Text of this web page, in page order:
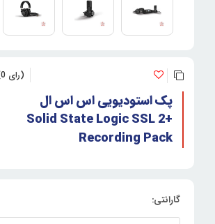
0
پک استودیویی اس اس ال
Solid State Logic SSL 2+
Recording Pack
گارانتی: